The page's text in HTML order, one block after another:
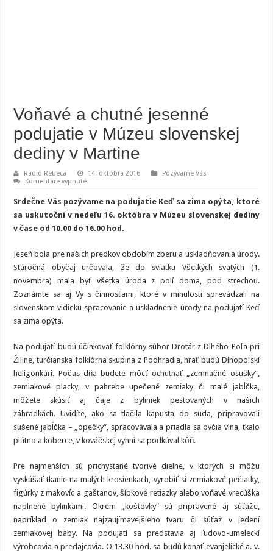
Voňavé a chutné jesenné
podujatie v Múzeu slovenskej
dediny v Martine
Rádio Rebeca 14. októbra 2016
Pozývame Vás
Komentáre vypnuténa
chutné
jesenné
v
dediny
Martine
Srdečne Vás pozývame na podujatie Keď sa zima opýta, ktoré
sa uskutoční v nedeľu 16. októbra v Múzeu slovenskej dediny
v čase od 10.00 do 16.00 hod.
Jeseň bola pre našich predkov obdobím zberu a uskladňovania úrody.
Stáročná obyčaj určovala, že do sviatku Všetkých svätých (1.
novembra) mala byť všetka úroda z polí doma, pod strechou.
Zoznámte sa aj Vy s činnosťami, ktoré v minulosti sprevádzali na
slovenskom vidieku spracovanie a uskladnenie úrody na podujatí Keď
sa zima opýta.
Na podujatí budú účinkovať folklórny súbor Drotár z Dlhého Poľa pri
Žiline, turčianska folklórna skupina z Podhradia, hrať budú Dlhopoľskí
heligonkári. Počas dňa budete môcť ochutnať „zemnačné osušky“,
zemiakové placky, v pahrebe upečené zemiaky či malé jabĺčka,
môžete skúsiť aj čaje z byliniek pestovaných v našich
záhradkách. Uvidíte, ako sa tlačila kapusta do suda, pripravovali
sušené jabĺčka – „opečky“, spracovávala a priadla sa ovčia vlna, tkalo
plátno a koberce, v kováčskej vyhni sa podkúval kôň.
Pre najmenších sú prichystané tvorivé dielne, v ktorých si môžu
vyskúšať tkanie na malých krosienkach, vyrobiť si zemiakové pečiatky,
figúrky z makovíc a gaštanov, šípkové retiazky alebo voňavé vrecúška
naplnené bylinkami. Okrem „koštovky“ sú pripravené aj súťaže,
napríklad o zemiak najzaujímavejšieho tvaru či súťaž v jedení
zemiakovej baby. Na podujatí sa predstavia aj ľudovo-umeleckí
výrobcovia a predajcovia. O 13.30 hod. sa budú konať evanjelické a. v.